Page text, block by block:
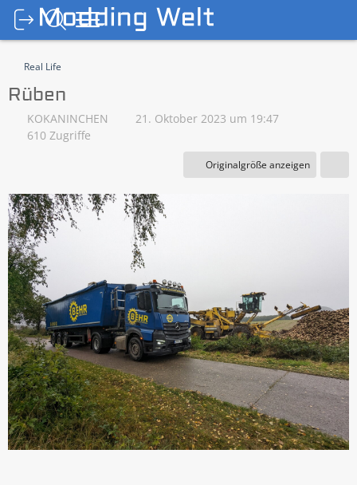
Real Life
Rüben
KOKANINCHEN
21. Oktober 2023 um 19:47
610 Zugriffe
Originalgröße anzeigen